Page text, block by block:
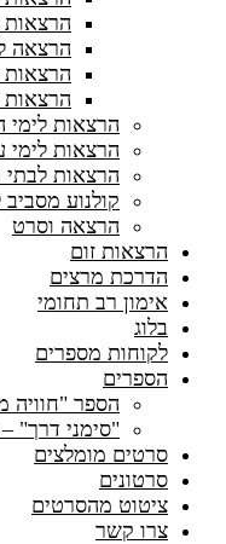
הרצאות
הרצאה
הרצאות
הרצאות
הרצאות לימי
הרצאות לימי
הרצאות לבתי
קולנוע
הרצאה וסרט
הרצאות זום
הדרכת מרצים
אימון רב תחומי
בלוג
לקוחות מספרים
הספרים
הספר "חוויה
"סימני דרך" –
סרטים מומלצים
סרטונים
ציטוט מהסרטים
צרו קשר